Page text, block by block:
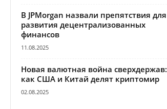
В JPMorgan назвали препятствия для
развития децентрализованных
финансов
11.08.2025
Новая валютная война сверхдержав:
как США и Китай делят криптомир
02.08.2025